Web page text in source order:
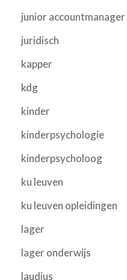
junior accountmanager
juridisch
kapper
kdg
kinder
kinderpsychologie
kinderpsycholoog
ku leuven
ku leuven opleidingen
lager
lager onderwijs
laudius